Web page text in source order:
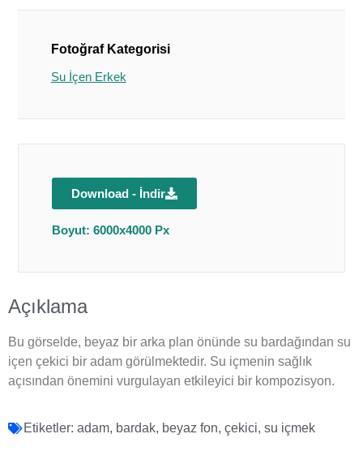
Fotoğraf Kategorisi
Su İçen Erkek
Download - İndir
Boyut: 6000x4000 Px
Açıklama
Bu görselde, beyaz bir arka plan önünde su bardağından su
içen çekici bir adam görülmektedir. Su içmenin sağlık
açısından önemini vurgulayan etkileyici bir kompozisyon.
Etiketler: adam, bardak, beyaz fon, çekici, su içmek